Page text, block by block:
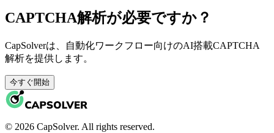
CAPTCHA解析が必要ですか？
CapSolverは、自動化ワークフロー向けのAI搭載CAPTCHA
解析を提供します。
今すぐ開始
© 2026 CapSolver. All rights reserved.